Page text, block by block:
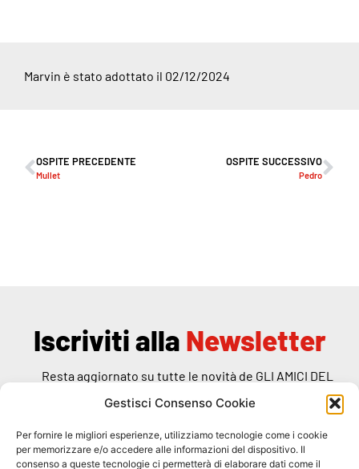
Gestisci Consenso Cookie
Per fornire le migliori esperienze, utilizziamo tecnologie come i cookie
per memorizzare e/o accedere alle informazioni del dispositivo. Il
consenso a queste tecnologie ci permetterà di elaborare dati come il
Marvin è stato adottato il 02/12/2024
OSPITE PRECEDENTE
Mullet
OSPITE SUCCESSIVO
Pedro
Iscriviti alla Newsletter
Resta aggiornato su tutte le novità de GLI AMICI DEL
RANDAGIO